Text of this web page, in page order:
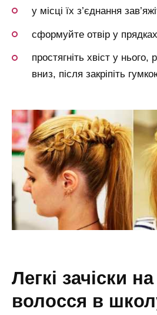
у місці їх з’єднання
сформуйте отвір у
простягніть хвіст у
вниз, після закріпіть
легкі зачіски на середнє
волосся в